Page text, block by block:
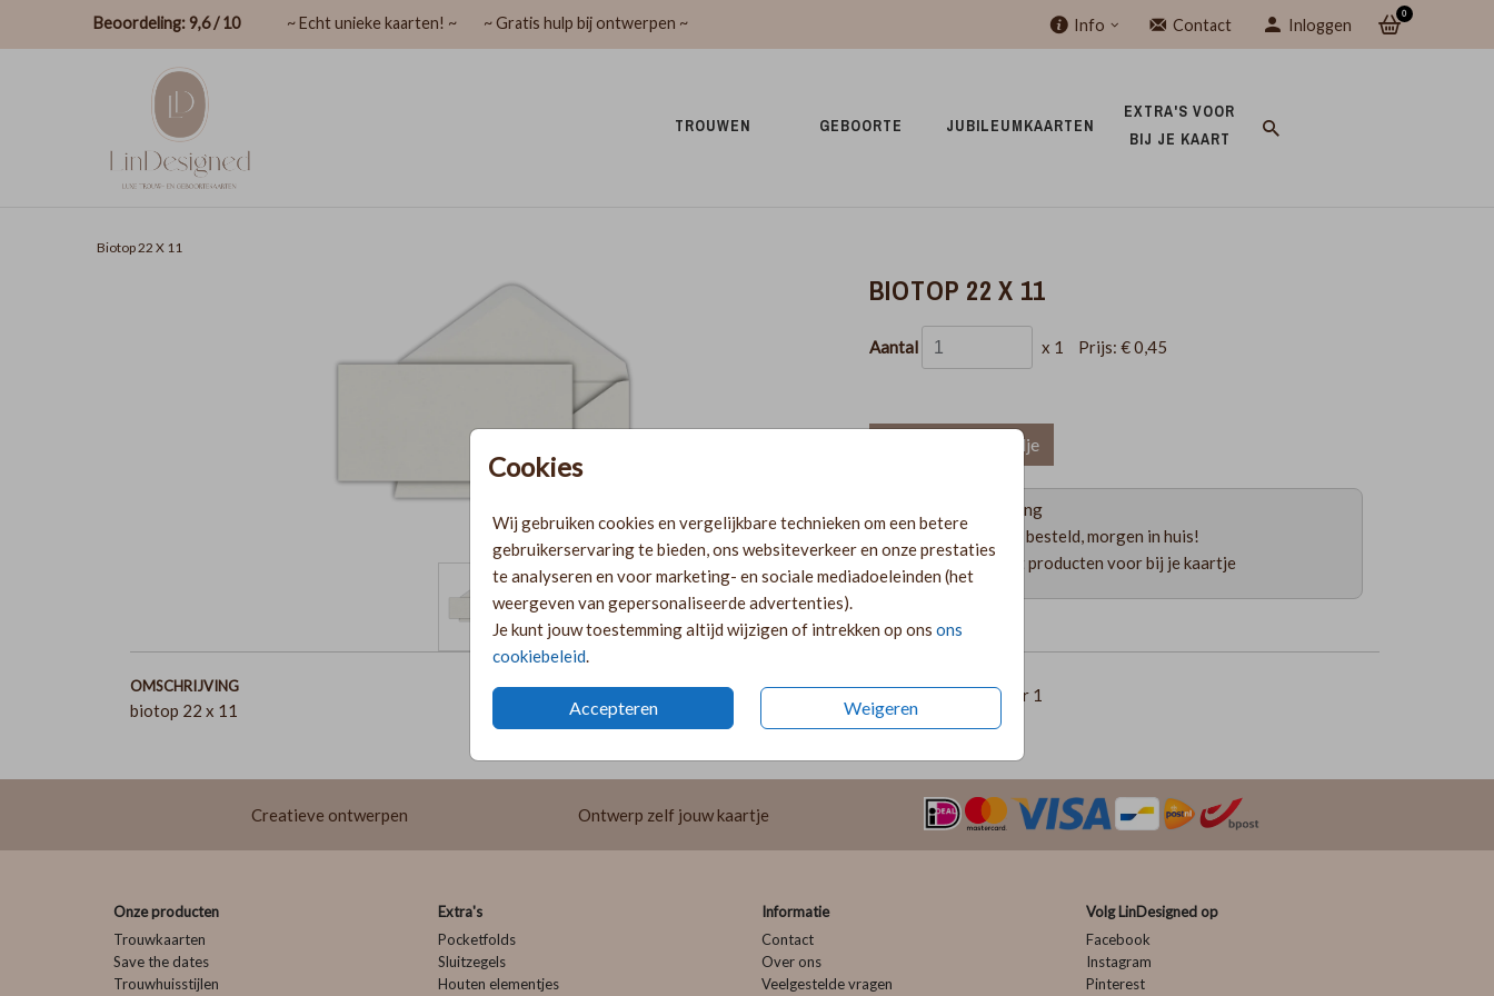
Beoordeling: 9,6 / 10 ~ Echt unieke kaarten! ~ ~ Gratis hulp bij ontwerpen ~ Info Contact Inloggen
0
TROUWEN GEBOORTE JUBILEUMKAARTEN
EXTRA'S VOOR
BIJ JE KAART
Cookies
Wij gebruiken cookies en vergelijkbare technieken om een betere
gebruikerservaring te bieden, ons websiteverkeer en onze prestaties
te analyseren en voor marketing- en sociale mediadoeleinden (het
weergeven van gepersonaliseerde advertenties).
Je kunt jouw toestemming altijd wijzigen of intrekken op ons ons
cookiebeleid
Accepteren Weigeren
Biotop 22 X 11
BIOTOP 22 X 11
Aantal x 1 Prijs: € 0,45
In winkelmandje
Gratis verzending
Voor 18:00 uur besteld, morgen in huis!
Ruime keuze uit producten voor bij je kaartje
OMSCHRIJVING
biotop 22 x 11
Prijs:€ 0,45 per 1
Creatieve ontwerpen Ontwerp zelf jouw kaartje
Onze producten
Trouwkaarten
Save the dates
Trouwhuisstijlen
Extra's
Pocketfolds
Sluitzegels
Houten elementjes
Informatie
Contact
Over ons
Veelgestelde vragen
Volg LinDesigned op
Facebook
Instagram
Pinterest